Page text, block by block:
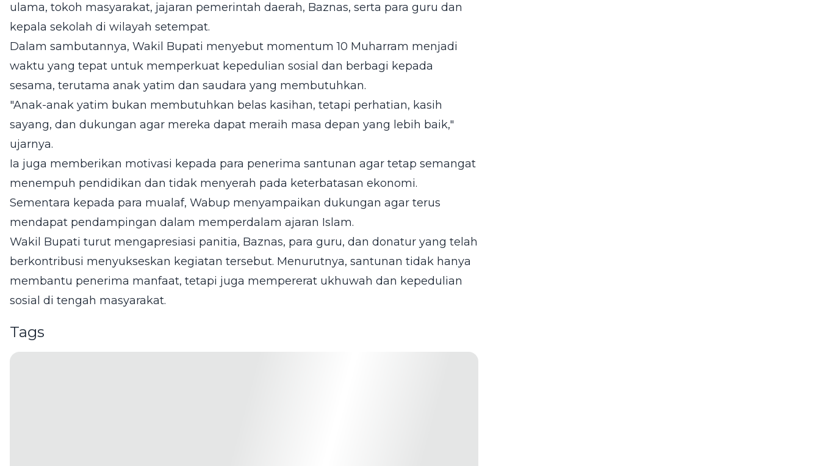
ulama, tokoh masyarakat, jajaran pemerintah daerah, Baznas, serta para guru dan
kepala sekolah di wilayah setempat.
Dalam sambutannya, Wakil Bupati menyebut momentum 10 Muharram menjadi
waktu yang tepat untuk memperkuat kepedulian sosial dan berbagi kepada
sesama, terutama anak yatim dan saudara yang membutuhkan.
"Anak-anak yatim bukan membutuhkan belas kasihan, tetapi perhatian, kasih
sayang, dan dukungan agar mereka dapat meraih masa depan yang lebih baik,"
ujarnya.
Ia juga memberikan motivasi kepada para penerima santunan agar tetap semangat
menempuh pendidikan dan tidak menyerah pada keterbatasan ekonomi.
Sementara kepada para mualaf, Wabup menyampaikan dukungan agar terus
mendapat pendampingan dalam memperdalam ajaran Islam.
Wakil Bupati turut mengapresiasi panitia, Baznas, para guru, dan donatur yang telah
berkontribusi menyukseskan kegiatan tersebut. Menurutnya, santunan tidak hanya
membantu penerima manfaat, tetapi juga mempererat ukhuwah dan kepedulian
sosial di tengah masyarakat.
Tags